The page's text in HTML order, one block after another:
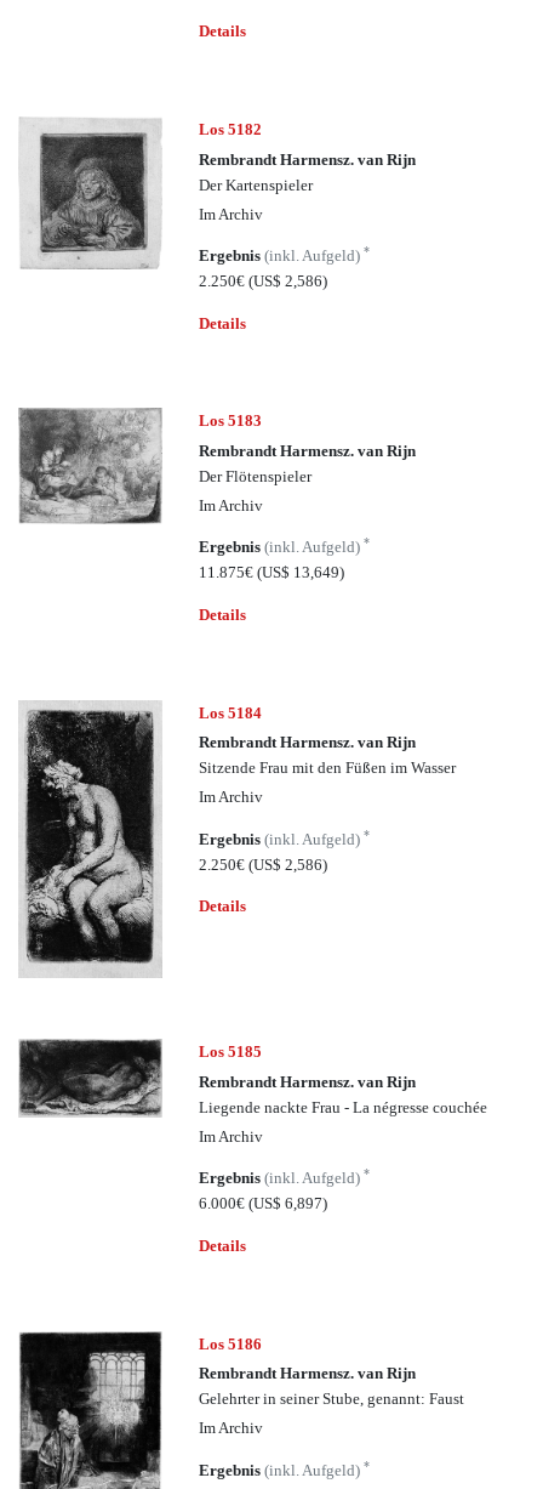
Details
Los 5182
Rembrandt Harmensz. van Rijn
Der Kartenspieler
Im Archiv
Ergebnis(inkl. Aufgeld)*
2.250€(US$ 2,586)
Details
Los 5183
Rembrandt Harmensz. van Rijn
Der Flötenspieler
Im Archiv
Ergebnis(inkl. Aufgeld)*
11.875€(US$ 13,649)
Details
Los 5184
Rembrandt Harmensz. van Rijn
Sitzende Frau mit den Füßen im Wasser
Im Archiv
Ergebnis(inkl. Aufgeld)*
2.250€(US$ 2,586)
Details
Los 5185
Rembrandt Harmensz. van Rijn
Liegende nackte Frau - La négresse couchée
Im Archiv
Ergebnis(inkl. Aufgeld)*
6.000€(US$ 6,897)
Details
Los 5186
Rembrandt Harmensz. van Rijn
Gelehrter in seiner Stube, genannt: Faust
Im Archiv
Ergebnis(inkl. Aufgeld)*